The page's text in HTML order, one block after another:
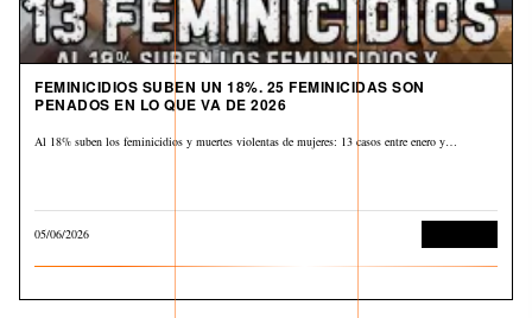
FEMINICIDIOS SUBEN UN 18%. 25 FEMINICIDAS SON
PENADOS EN LO QUE VA DE 2026
Al 18% suben los feminicidios y muertes violentas de mujeres: 13 casos entre enero y…
05/06/2026